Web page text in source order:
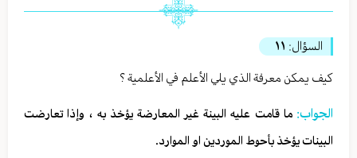
السؤال: ١١
كيف يمكن معرفة الذي يلي الأعلم في الأعلمية ؟
الجواب:ما قامت عليه البينة غير المعارضة يؤخذ به ، وإذا تعارضت
البينات يؤخذ بأحوط الموردين او الموارد.